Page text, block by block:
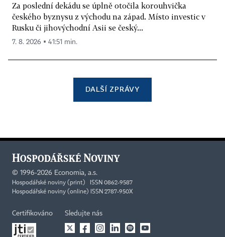
Za poslední dekádu se úplně otočila korouhvička
českého byznysu z východu na západ. Místo investic v
Rusku či jihovýchodní Asii se český...
7. 8. 2026 ▪ 41:51 min.
DALŠÍ ZPRÁVY
© 1996-2026 Economia, a.s.
Hospodářské noviny (print) ISSN 0862-9587
Hospodářské noviny (online) ISSN 2787-950X
Certifikováno Sledujte nás